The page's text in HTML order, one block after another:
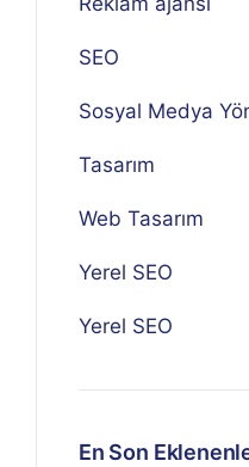
SEO
Sosyal Medya
Tasarım
Web Tasarım
Yerel SEO
Yerel SEO
En Son